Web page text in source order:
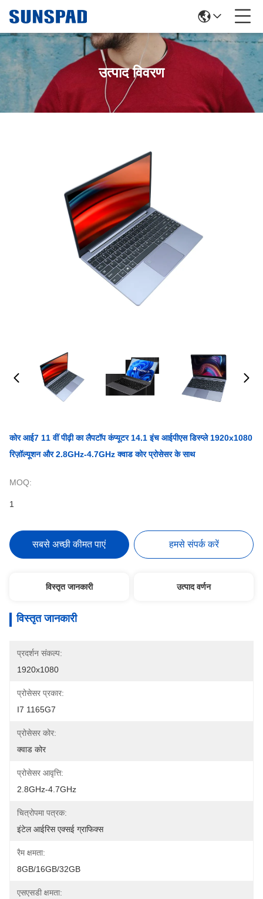
उत्पाद विवरण
कोर आई7 11 वीं पीढ़ी का लैपटॉप कंप्यूटर 14.1 इंच आईपीएस डिस्प्ले 1920x1080
रिज़ॉल्यूशन और 2.8GHz-4.7GHz क्वाड कोर प्रोसेसर के साथ
MOQ:
1
सबसे अच्छी कीमत पाएं हमसे संपर्क करें
विस्तृत जानकारी उत्पाद वर्णन
विस्तृत जानकारी
प्रदर्शन संकल्प:
1920x1080
प्रोसेसर प्रकार:
I7 1165G7
प्रोसेसर कोर:
क्वाड कोर
प्रोसेसर आवृत्ति:
2.8GHz-4.7GHz
चित्रोपमा पत्रक:
इंटेल आईरिस एक्सई ग्राफिक्स
रैम क्षमता:
8GB/16GB/32GB
एसएसडी क्षमता: